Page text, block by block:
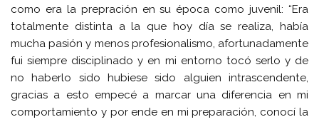
como era la prepración en su época como juvenil: “Era
totalmente distinta a la que hoy día se realiza, había
mucha pasión y menos profesionalismo, afortunadamente
fui siempre disciplinado y en mi entorno tocó serlo y de
no haberlo sido hubiese sido alguien intrascendente,
gracias a esto empecé a marcar una diferencia en mi
comportamiento y por ende en mi preparación, conocí la